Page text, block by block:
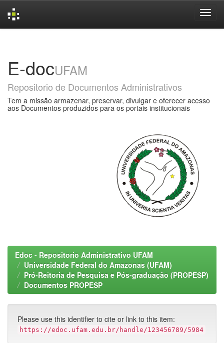
E-docUFAM
Repositorio de Documentos Administrativos
Tem a missão armazenar, preservar, divulgar e oferecer acesso
aos Documentos produzidos para os portais institucionais
Edoc - Repositorio Administrativo UFAM
Universidade Federal do Amazonas (UFAM)
Pró-Reitoria de Pesquisa e Pós-graduação (PROPESP)
Documentos PROPESP
Please use this identifier to cite or link to this item:
https://edoc.ufam.edu.br/handle/123456789/5984